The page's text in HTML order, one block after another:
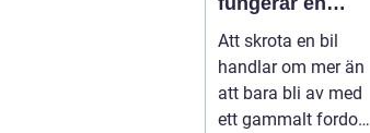
säker och
miljövänlig
skrotning
Att skrota en bil
handlar om mer än
att bara bli av med
ett gammalt fordon.